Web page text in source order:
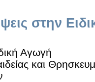
στην
Αγωγή
και